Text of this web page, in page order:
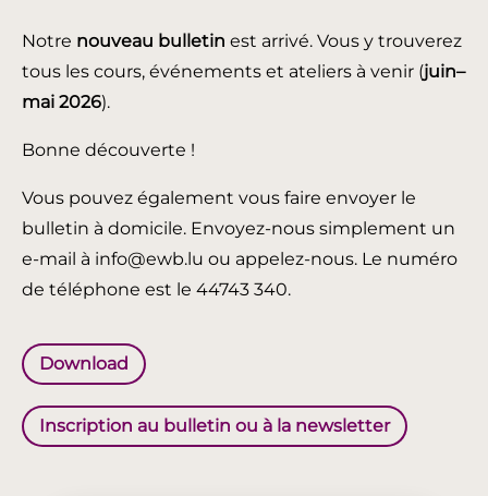
Notre nouveau bulletin est arrivé. Vous y trouverez
tous les cours, événements et ateliers à venir (juin–
mai 2026).
Bonne découverte !
Vous pouvez également vous faire envoyer le
bulletin à domicile. Envoyez-nous simplement un
e-mail à info@ewb.lu ou appelez-nous. Le numéro
de téléphone est le 44743 340.
Download
Inscription au bulletin ou à la newsletter